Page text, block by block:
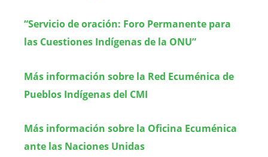
“Servicio de oración: Foro Permanente para
las Cuestiones Indígenas de la ONU”
Más información sobre la Red Ecuménica de
Pueblos Indígenas del CMI
Más información sobre la Oficina Ecuménica
ante las Naciones Unidas